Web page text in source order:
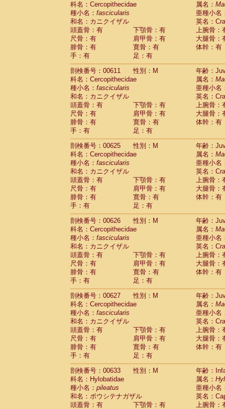
科名：Cercopithecidae
属名：
種小名： fascicularis
亜種小名
和名：カニクイザル
英名：
頭蓋骨：有
下顎骨：有
上腕骨：
尺骨：有
肩甲骨：有
大腿骨：
腓骨：有
寛骨：有
体幹：有
手：有
足：有
剖検番号：00611
性別：M
年齢：
科名：Cercopithecidae
属名：
種小名： fascicularis
亜種小名
和名：カニクイザル
英名：
頭蓋骨：有
下顎骨：有
上腕骨：
尺骨：有
肩甲骨：有
大腿骨：
腓骨：有
寛骨：有
体幹：有
手：有
足：有
剖検番号：00625
性別：M
年齢：
科名：Cercopithecidae
属名：
種小名： fascicularis
亜種小名
和名：カニクイザル
英名：
頭蓋骨：有
下顎骨：有
上腕骨：
尺骨：有
肩甲骨：有
大腿骨：
腓骨：有
寛骨：有
体幹：有
手：有
足：有
剖検番号：00626
性別：M
年齢：
科名：Cercopithecidae
属名：
種小名： fascicularis
亜種小名
和名：カニクイザル
英名：
頭蓋骨：有
下顎骨：有
上腕骨：
尺骨：有
肩甲骨：有
大腿骨：
腓骨：有
寛骨：有
体幹：有
手：有
足：有
剖検番号：00627
性別：M
年齢：
科名：Cercopithecidae
属名：
種小名： fascicularis
亜種小名
和名：カニクイザル
英名：
頭蓋骨：有
下顎骨：有
上腕骨：
尺骨：有
肩甲骨：有
大腿骨：
腓骨：有
寛骨：有
体幹：有
手：有
足：有
剖検番号：00633
性別：M
年齢：
科名：Hylobatidae
属名：
種小名： pileatus
亜種小名
和名：ボウシテナガザル
英名：
頭蓋骨：有
下顎骨：有
上腕骨：